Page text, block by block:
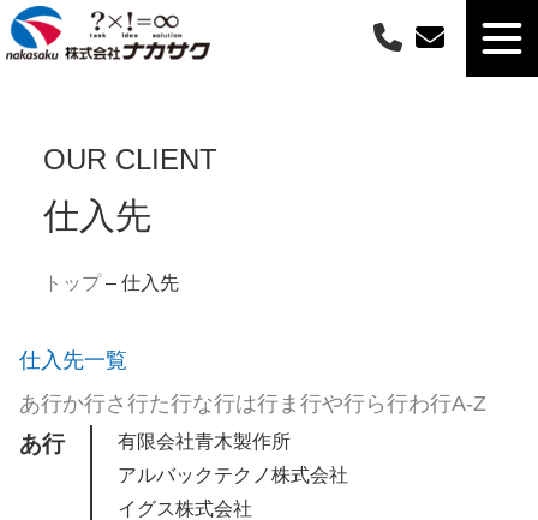
OUR CLIENT
仕入先
トップ– 仕入先
仕入先一覧
あ行か行さ行た行な行は行ま行や行ら行わ行A-Z
あ行
有限会社青木製作所
アルバックテクノ株式会社
イグス株式会社